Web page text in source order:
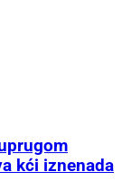
kći iznenada